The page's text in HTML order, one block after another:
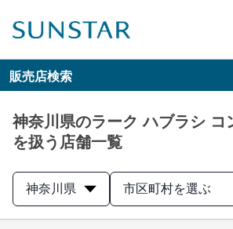
販売店検索
神奈川県のラーク ハブラシ コ
を扱う店舗一覧
神奈川県 市区町村を選ぶ